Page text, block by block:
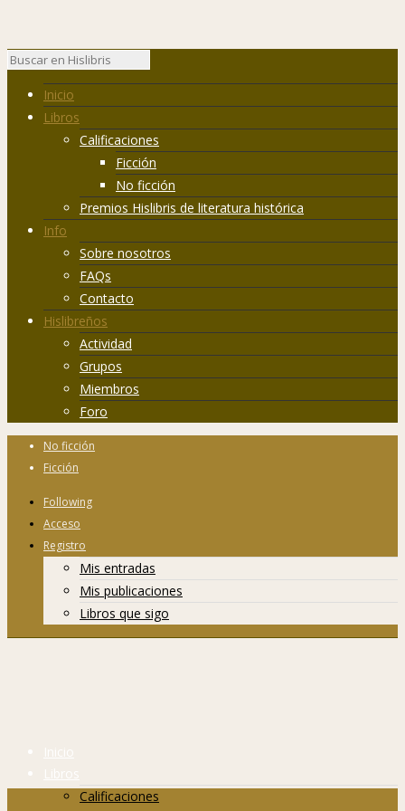
Inicio
Libros
Calificaciones
Ficción
No ficción
Premios Hislibris de literatura histórica
Info
Sobre nosotros
FAQs
Contacto
Hislibreños
Actividad
Grupos
Miembros
Foro
No ficción
Ficción
Following
Acceso
Registro
Mis entradas
Mis publicaciones
Libros que sigo
Inicio
Libros
Calificaciones